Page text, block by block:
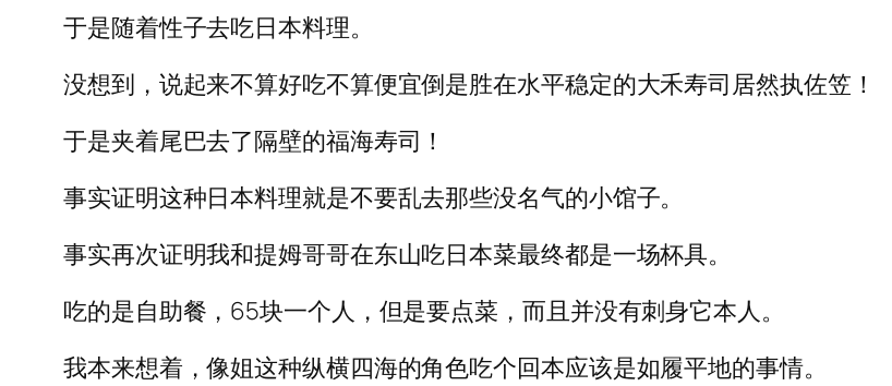
于是随着性子去吃日本料理。
没想到，说起来不算好吃不算便宜倒是胜在水平稳定的大禾寿司居然执佐笠！
于是夹着尾巴去了隔壁的福海寿司！
事实证明这种日本料理就是不要乱去那些没名气的小馆子。
事实再次证明我和提姆哥哥在东山吃日本菜最终都是一场杯具。
吃的是自助餐，65块一个人，但是要点菜，而且并没有刺身它本人。
我本来想着，像姐这种纵横四海的角色吃个回本应该是如履平地的事情。